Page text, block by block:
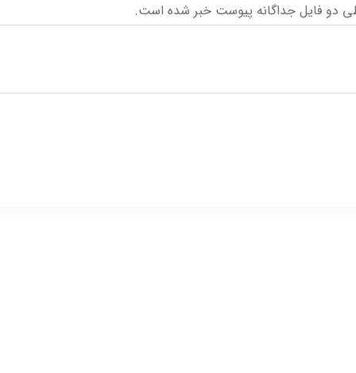
طی دو فایل جداگانه پیوست خبر شده است.